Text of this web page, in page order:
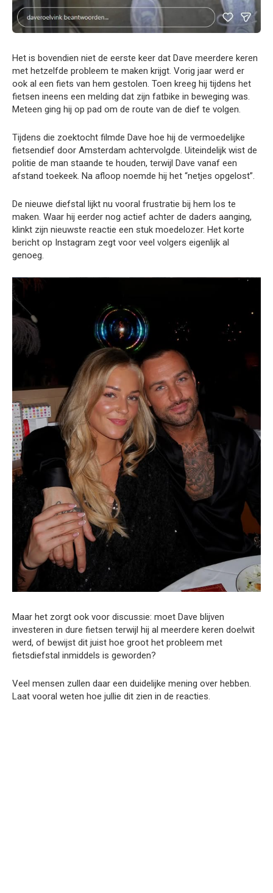
Het is bovendien niet de eerste keer dat Dave meerdere keren
met hetzelfde probleem te maken krijgt. Vorig jaar werd er
ook al een fiets van hem gestolen. Toen kreeg hij tijdens het
fietsen ineens een melding dat zijn fatbike in beweging was.
Meteen ging hij op pad om de route van de dief te volgen.
Tijdens die zoektocht filmde Dave hoe hij de vermoedelijke
fietsendief door Amsterdam achtervolgde. Uiteindelijk wist de
politie de man staande te houden, terwijl Dave vanaf een
afstand toekeek. Na afloop noemde hij het “netjes opgelost”.
De nieuwe diefstal lijkt nu vooral frustratie bij hem los te
maken. Waar hij eerder nog actief achter de daders aanging,
klinkt zijn nieuwste reactie een stuk moedelozer. Het korte
bericht op Instagram zegt voor veel volgers eigenlijk al
genoeg.
Maar het zorgt ook voor discussie: moet Dave blijven
investeren in dure fietsen terwijl hij al meerdere keren doelwit
werd, of bewijst dit juist hoe groot het probleem met
fietsdiefstal inmiddels is geworden?
Veel mensen zullen daar een duidelijke mening over hebben.
Laat vooral weten hoe jullie dit zien in de reacties.